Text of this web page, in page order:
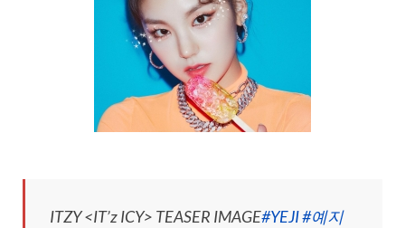
ITZY <IT’z ICY> TEASER IMAGE#YEJI#예지